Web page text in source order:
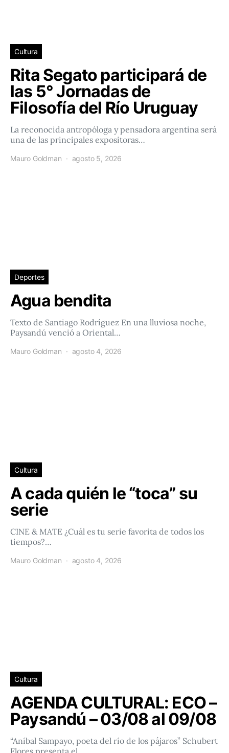
Cultura
Rita Segato participará de
las 5° Jornadas de
Filosofía del Río Uruguay
La reconocida antropóloga y pensadora argentina será
una de las principales expositoras…
Mauro Goldman agosto 5, 2026
Deportes
Agua bendita
Texto de Santiago Rodríguez En una lluviosa noche,
Paysandú venció a Oriental…
Mauro Goldman agosto 4, 2026
Cultura
A cada quién le “toca” su
serie
CINE & MATE ¿Cuál es tu serie favorita de todos los
tiempos?…
Mauro Goldman agosto 4, 2026
Cultura
AGENDA CULTURAL: ECO –
Paysandú – 03/08 al 09/08
“Aníbal Sampayo, poeta del río de los pájaros” Schubert
Flores presenta el…